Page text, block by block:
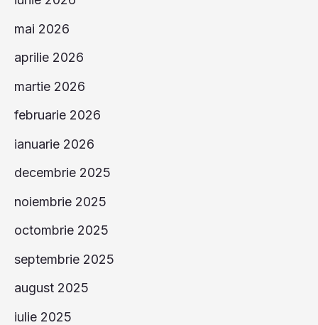
mai 2026
aprilie 2026
martie 2026
februarie 2026
ianuarie 2026
decembrie 2025
noiembrie 2025
octombrie 2025
septembrie 2025
august 2025
iulie 2025